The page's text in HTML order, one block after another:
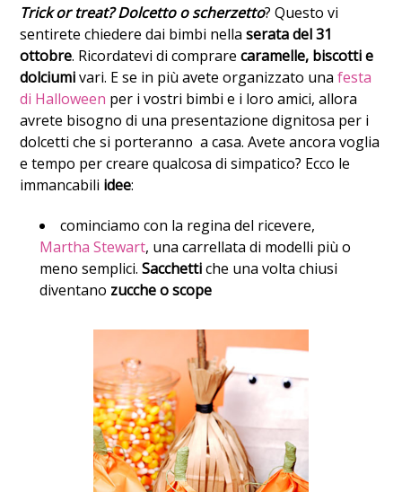
Trick or treat? Dolcetto o scherzetto? Questo vi
sentirete chiedere dai bimbi nellaserata del 31
ottobre. Ricordatevi di comprare caramelle, biscotti e
dolciumivari. E se in più avete organizzato una festa
di Halloween per i vostri bimbi e i loro amici, allora
avrete bisogno di una presentazione dignitosa per i
dolcetti che si porteranno a casa. Avete ancora voglia
e tempo per creare qualcosa di simpatico? Ecco le
immancabili idee:
cominciamo con la regina del ricevere,
Martha Stewart, una carrellata di modelli più o
meno semplici. Sacchettiche una volta chiusi
diventano zucche o scope